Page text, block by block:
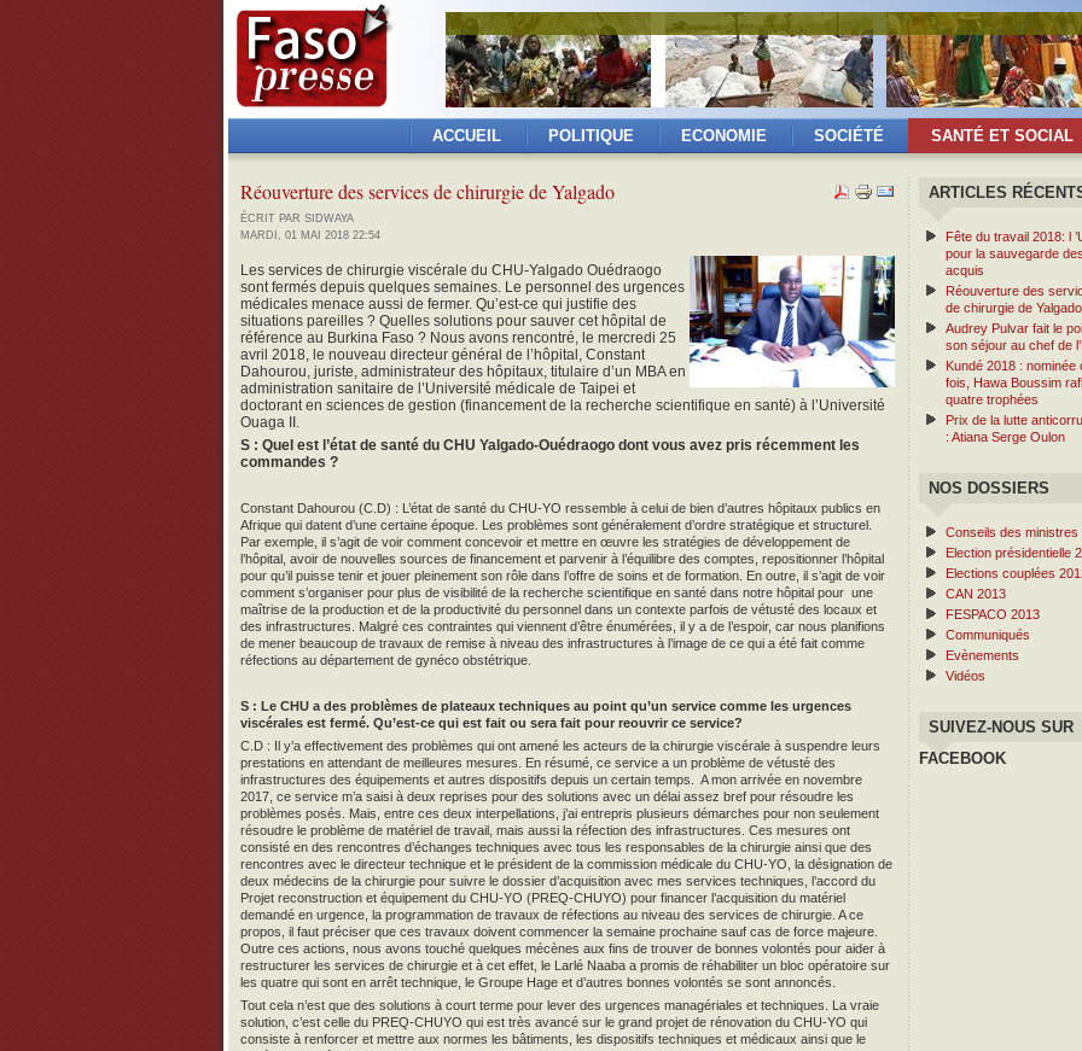
ACCUEIL POLITIQUE ECONOMIE SOCIÉTÉ SANTÉ ET SOCIAL
Réouverture des services de chirurgie de Yalgado
ÉCRIT PAR SIDWAYA
MARDI, 01 MAI 2018 22:54
Les services de chirurgie viscérale du CHU-Yalgado Ouédraogo
sont fermés depuis quelques semaines. Le personnel des urgences
médicales menace aussi de fermer. Qu’est-ce qui justifie des
situations pareilles ? Quelles solutions pour sauver cet hôpital de
référence au Burkina Faso ? Nous avons rencontré, le mercredi 25
avril 2018, le nouveau directeur général de l’hôpital, Constant
Dahourou, juriste, administrateur des hôpitaux, titulaire d’un MBA en
administration sanitaire de l’Université médicale de Taipei et
doctorant en sciences de gestion (financement de la recherche scientifique en santé) à l’Université
Ouaga II.
S : Quel est l’état de santé du CHU Yalgado-Ouédraogo dont vous avez pris récemment les
commandes ?
Constant Dahourou (C.D) : L’état de santé du CHU-YO ressemble à celui de bien d’autres hôpitaux publics en
Afrique qui datent d’une certaine époque. Les problèmes sont généralement d’ordre stratégique et structurel.
Par exemple, il s’agit de voir comment concevoir et mettre en œuvre les stratégies de développement de
l’hôpital, avoir de nouvelles sources de financement et parvenir à l’équilibre des comptes, repositionner l’hôpital
pour qu’il puisse tenir et jouer pleinement son rôle dans l’offre de soins et de formation. En outre, il s’agit de voir
comment s’organiser pour plus de visibilité de la recherche scientifique en santé dans notre hôpital pour une
maîtrise de la production et de la productivité du personnel dans un contexte parfois de vétusté des locaux et
des infrastructures. Malgré ces contraintes qui viennent d’être énumérées, il y a de l’espoir, car nous planifions
de mener beaucoup de travaux de remise à niveau des infrastructures à l’image de ce qui a été fait comme
réfections au département de gynéco obstétrique.
S : Le CHU a des problèmes de plateaux techniques au point qu’un service comme les urgences
viscérales est fermé. Qu’est-ce qui est fait ou sera fait pour reouvrir ce service?
C.D : Il y’a effectivement des problèmes qui ont amené les acteurs de la chirurgie viscérale à suspendre leurs
prestations en attendant de meilleures mesures. En résumé, ce service a un problème de vétusté des
infrastructures des équipements et autres dispositifs depuis un certain temps. A mon arrivée en novembre
2017, ce service m’a saisi à deux reprises pour des solutions avec un délai assez bref pour résoudre les
problèmes posés. Mais, entre ces deux interpellations, j’ai entrepris plusieurs démarches pour non seulement
résoudre le problème de matériel de travail, mais aussi la réfection des infrastructures. Ces mesures ont
consisté en des rencontres d’échanges techniques avec tous les responsables de la chirurgie ainsi que des
rencontres avec le directeur technique et le président de la commission médicale du CHU-YO, la désignation de
deux médecins de la chirurgie pour suivre le dossier d’acquisition avec mes services techniques, l’accord du
Projet reconstruction et équipement du CHU-YO (PREQ-CHUYO) pour financer l’acquisition du matériel
demandé en urgence, la programmation de travaux de réfections au niveau des services de chirurgie. A ce
propos, il faut préciser que ces travaux doivent commencer la semaine prochaine sauf cas de force majeure.
Outre ces actions, nous avons touché quelques mécènes aux fins de trouver de bonnes volontés pour aider à
restructurer les services de chirurgie et à cet effet, le Larlé Naaba a promis de réhabiliter un bloc opératoire sur
les quatre qui sont en arrêt technique, le Groupe Hage et d’autres bonnes volontés se sont annoncés.
Tout cela n’est que des solutions à court terme pour lever des urgences managériales et techniques. La vraie
solution, c’est celle du PREQ-CHUYO qui est très avancé sur le grand projet de rénovation du CHU-YO qui
consiste à renforcer et mettre aux normes les bâtiments, les dispositifs techniques et médicaux ainsi que le
ARTICLES
Fête du travail 2018: l
pour la sauvegarde
acquis
Réouverture des
de chirurgie de Yalgado
Audrey Pulvar fait le
son séjour au chef de
Kundé 2018 : nominée
fois, Hawa Boussim
quatre trophées
Prix de la lutte
: Atiana Serge Oulon
NOS DOSSIERS
Conseils des ministres
Election présidentielle
Elections couplées
CAN 2013
FESPACO 2013
Communiqués
Evènements
Vidéos
SUIVEZ-NOUS SUR
FACEBOOK